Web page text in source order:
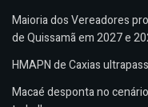
Maioria dos Vereadores
de Quissamã em 2027 e
HMAPN de Caxias
Macaé desponta no